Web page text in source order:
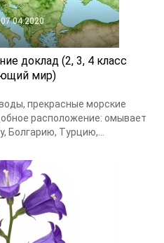
07.04.2020
доклад (2, 3, 4 класс
мир)
прекрасные морские
расположение: омывает
Болгарию, Турцию,...